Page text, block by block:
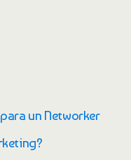
un Networker